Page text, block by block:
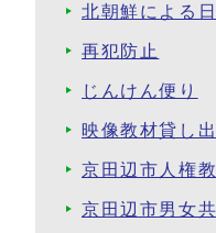
北朝鮮による
再犯防止
じんけん便り
映像教材貸し
京田辺市人権
京田辺市男女